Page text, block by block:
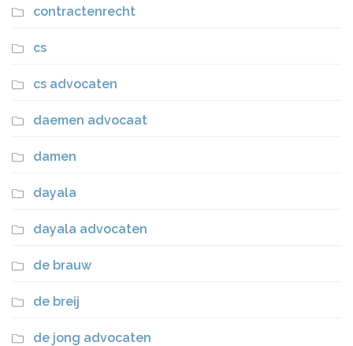
contractenrecht
cs
cs advocaten
daemen advocaat
damen
dayala
dayala advocaten
de brauw
de breij
de jong advocaten